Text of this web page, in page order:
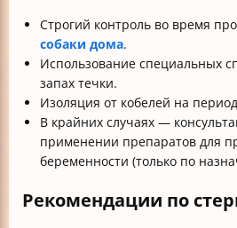
Строгий контроль во время
собаки дома.
Использование специальных
запах течки.
Изоляция от кобелей на
В крайних случаях —
применении препаратов для
беременности (только по
Рекомендации по